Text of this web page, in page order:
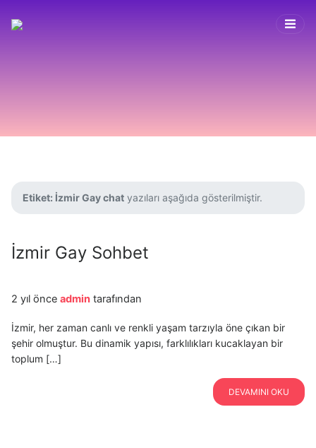
Etiket: İzmir Gay chat yazıları aşağıda gösterilmiştir.
İzmir Gay Sohbet
2 yıl önce admin tarafından
İzmir, her zaman canlı ve renkli yaşam tarzıyla öne çıkan bir
şehir olmuştur. Bu dinamik yapısı, farklılıkları kucaklayan bir
toplum […]
DEVAMINI OKU